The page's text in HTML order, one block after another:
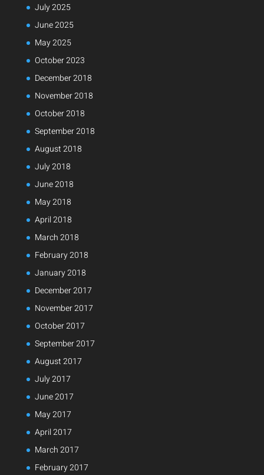
July 2025
June 2025
May 2025
October 2023
December 2018
November 2018
October 2018
September 2018
August 2018
July 2018
June 2018
May 2018
April 2018
March 2018
February 2018
January 2018
December 2017
November 2017
October 2017
September 2017
August 2017
July 2017
June 2017
May 2017
April 2017
March 2017
February 2017